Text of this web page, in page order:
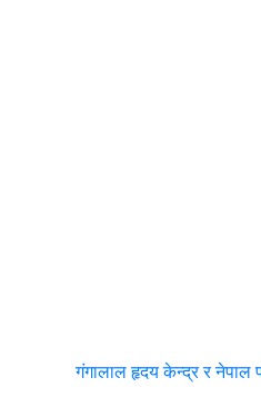
गंगालाल हृदय केन्द्र र नेपाल